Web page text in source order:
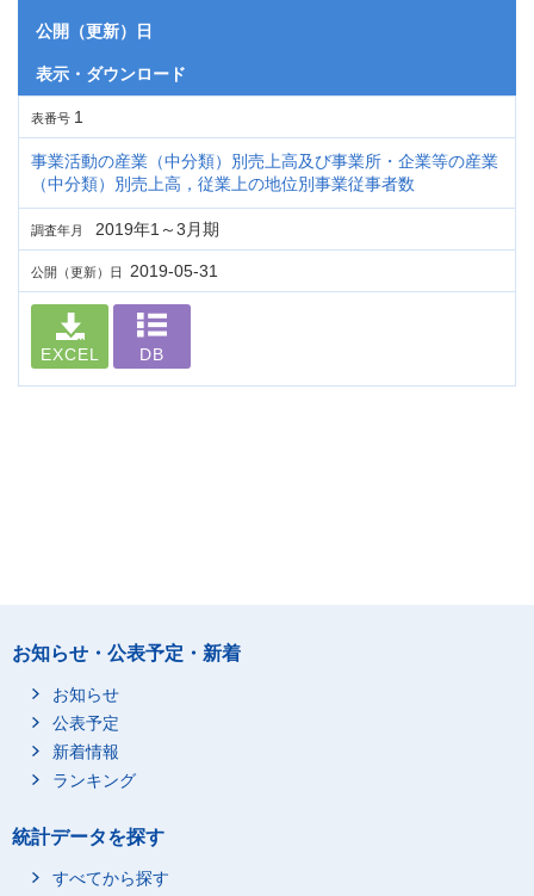
公開（更新）日
表示・ダウンロード
表番号 1
事業活動の産業（中分類）別売上高及び事業所・企業等の産業
（中分類）別売上高，従業上の地位別事業従事者数
調査年月 2019年1～3月期
公開（更新）日 2019-05-31
EXCEL DB
お知らせ・公表予定・新着
お知らせ
公表予定
新着情報
ランキング
統計データを探す
すべてから探す